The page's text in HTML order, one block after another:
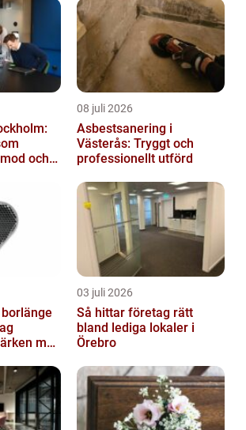
och
08 juli 2026
Asbestsanering i
Västerås: Tryggt och
professionellt utförd
med
03 juli 2026
Så hittar företag rätt
bland lediga lokaler i
Örebro